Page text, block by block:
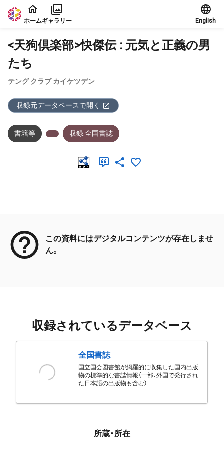
本文に飛ぶ
ホームギャラリー English
<天狗倶楽部>快傑伝 : 元気と正義の男
たち
テング クラブ カイケツデン
収録元データベースで開く
書籍等 収録:全国書誌
この資料にはデジタルコンテンツが存在しませ
ん。
収録されているデータベース
全国書誌
国立国会図書館が網羅的に収集した国内出版
物の標準的な書誌情報（一部、外国で発行され
た日本語の出版物も含む）
所蔵・所在